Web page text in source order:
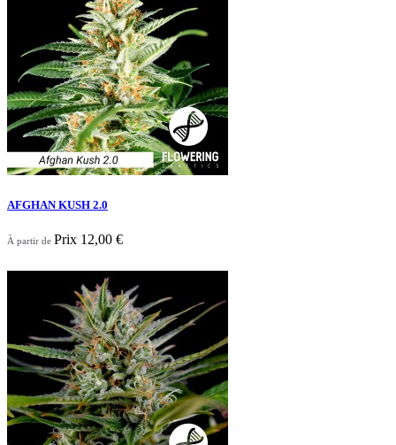
AFGHAN KUSH 2.0
À partir de Prix 12,00 €
Aperçu rapide